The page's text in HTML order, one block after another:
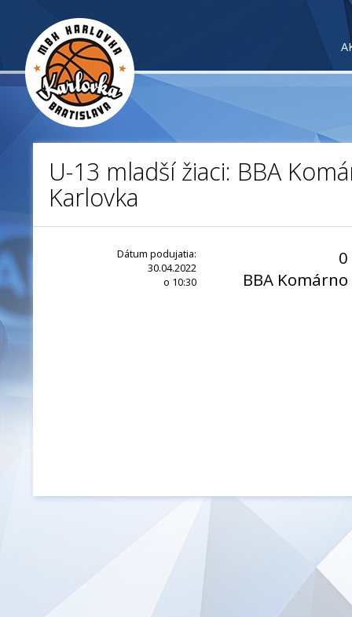
U-13 mladší žiaci: BBA
Karlovka
Dátum podujatia:
30.04.2022
o 10:30
0
BBA Komárno